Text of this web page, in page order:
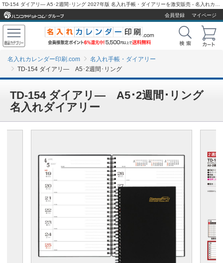
会員登録
マイページ
名入れカレンダー印刷.com
名入れ手帳・ダイアリー
TD-154 ダイアリ― A5･2週間･リング
TD-154 ダイアリ― A5･2週間･リング
名入れダイアリー